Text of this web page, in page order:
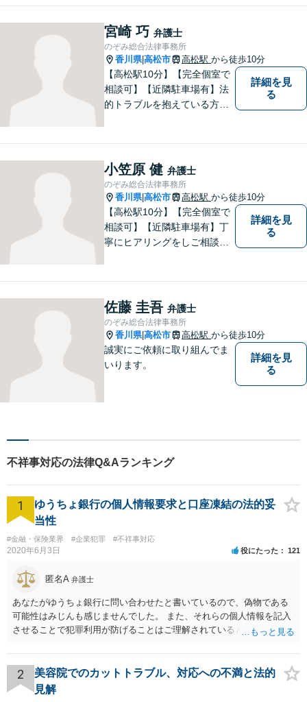
宮崎 巧 弁護士
のぞみ総合法律事務所
香川県|高松市 高松駅 から徒歩10分
【高松駅10分】【完全個室で
相談可】【近隣駐車場有】法
的トラブルを抱えている方の
ます。お悩みの方はぜひご相
談にいらしてください。
詳細を見
る
小笠原 健 弁護士
のぞみ総合法律事務所
香川県|高松市 高松駅 から徒歩10分
【高松駅10分】【完全個室で
相談可】【近隣駐車場有】丁
寧にヒアリングをしご相談者
しています。お悩みの方はぜ
ひご相談ください。
詳細を見
る
佐藤 圭吾 弁護士
のぞみ総合法律事務所
香川県|高松市 高松駅 から徒歩10分
誠実にご依頼に取り組んでま
いります。
詳細を見
る
不祥事対応の法律Q&Aランキング
1
ゆうちょ銀行の個人情報要求と口座凍結の法的妥
当性
#金融・保険業界 #企業犯罪 #不祥事対応
2020年6月3日 役にたった 121
匿名A 弁護士
あなたがゆうちょ銀行に問い合わせたと書いているので、偽物である
可能性はみじんも感じませんでした。 また、それらの個人情報を記入
させることで犯罪利用が防げることはご理解されているとおりです。
士に同意を求めているだけです。 最初の回答では分かりづらかったの
かもしれませんが、質問にわかりやすく答えると「法的に許される」
が答えになります。 補足でアドバイスしておきますと、今私に反論し
てきたその内容をゆうちょ銀行にぶつければいいとおもいます。 もっ
2
美容院でのカットトラブル、対応への不満と法的
見解